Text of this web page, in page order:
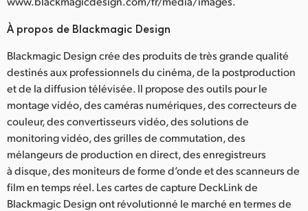
À propos de Blackmagic Design
Blackmagic Design crée des produits de très grande qualité
destinés aux professionnels du cinéma, de la postproduction
et de la diffusion télévisée. Il propose des outils pour le
montage vidéo, des caméras numériques, des correcteurs de
couleur, des convertisseurs vidéo, des solutions de
monitoring vidéo, des grilles de commutation, des
mélangeurs de production en direct, des enregistreurs
à disque, des moniteurs de forme d’onde et des scanneurs de
film en temps réel. Les cartes de capture DeckLink de
Blackmagic Design ont révolutionné le marché en termes de